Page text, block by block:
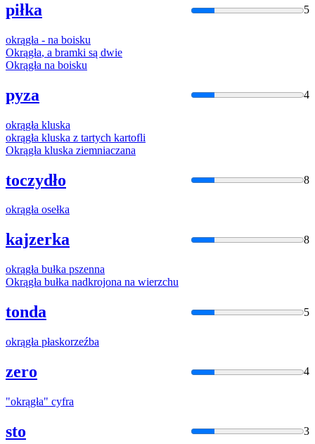
piłka 5
okrągła - na boisku
Okrągła, a bramki są dwie
Okrągła na boisku
pyza 4
okrągła kluska
okrągła kluska z tartych kartofli
Okrągła kluska ziemniaczana
toczydło 8
okrągła osełka
kajzerka 8
okrągła bułka pszenna
Okrągła bułka nadkrojona na wierzchu
tonda 5
okrągła płaskorzeźba
zero 4
"okrągła" cyfra
sto 3